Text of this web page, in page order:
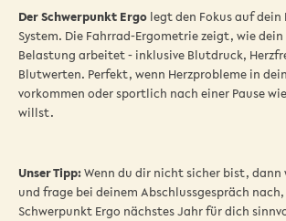
Der Schwerpunkt Ergo legt den Fokus auf dein
System. Die Fahrrad-Ergometrie zeigt, wie
Belastung arbeitet - inklusive Blutdruck,
Blutwerten. Perfekt, wenn Herzprobleme in
vorkommen oder sportlich nach einer Pause
willst.
Unser Tipp:Wenn du dir nicht sicher bist, dann
und frage bei deinem Abschlussgespräch
Schwerpunkt Ergo nächstes Jahr für dich